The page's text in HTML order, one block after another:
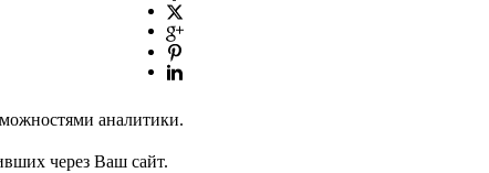
аналитики.
через Ваш сайт.